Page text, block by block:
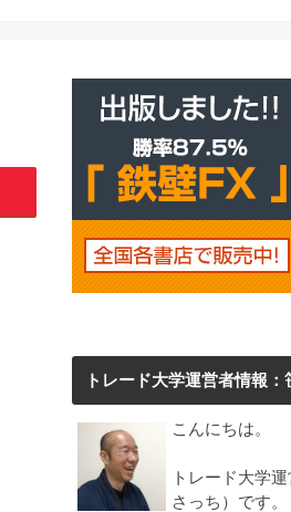
トレード大学運営者情報：
こんにちは。
トレード大学
さっち）です。